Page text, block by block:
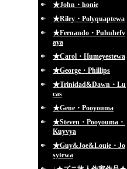
★John・honie
★Riley・Polyquaptewa
★Fernando・Puhuhefv
aya
★Carol・Humeyestewa
★George・Phillips
★Trinidad&Dawn・Lu
cas
★Gene・Pooyouma
★Steven・Pooyouma・
Kuyvya
★Guy&Joe&Louie・Jo
sytewa